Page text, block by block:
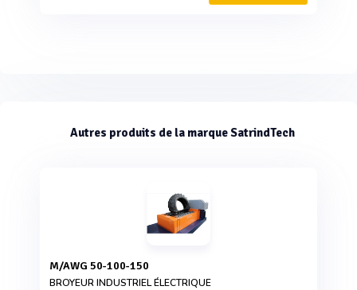
Autres produits de la marque SatrindTech
M/AWG 50-100-150
BROYEUR INDUSTRIEL ÉLECTRIQUE